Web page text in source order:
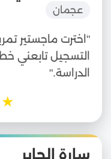
عجمان
"اخترت ماجستير
التسجيل تابعني
الدراسة."
★
سارة الجابر